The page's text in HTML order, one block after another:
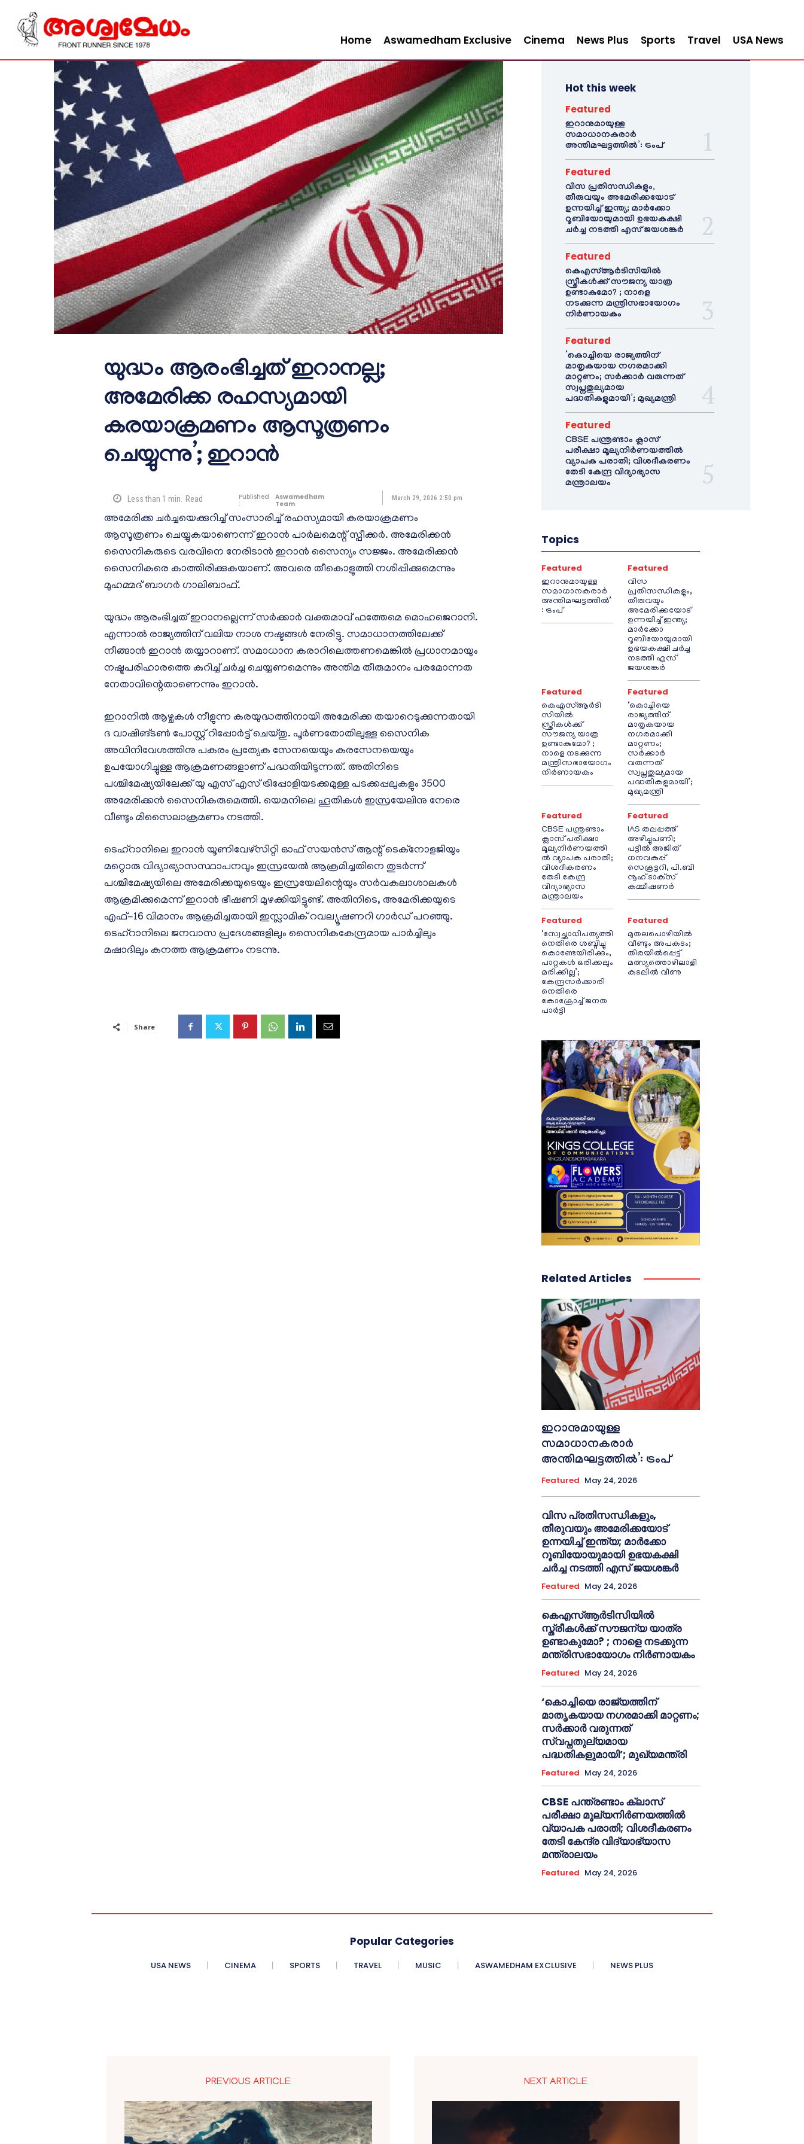
Home Aswamedham Exclusive Cinema News Plus Sports Travel USA News
യുദ്ധം ആരംഭിച്ചത് ഇറാനല്ല;
അമേരിക്ക രഹസ്യമായി
കരയാക്രമണം ആസൂത്രണം
ചെയ്യുന്നു’; ഇറാൻ
Less than 1 min. Read
Published
:
Aswamedham
Team
March 29, 2026 2:50 pm
അമേരിക്ക ചർച്ചയെക്കുറിച്ച് സംസാരിച്ച് രഹസ്യമായി കരയാക്രമണം
ആസൂത്രണം ചെയ്യുകയാണെന്ന് ഇറാൻ പാർലമെന്റ് സ്പീക്കർ. അമേരിക്കൻ
സൈനികരുടെ വരവിനെ നേരിടാൻ ഇറാൻ സൈന്യം സജ്ജം. അമേരിക്കൻ
സൈനികരെ കാത്തിരിക്കുകയാണ്. അവരെ തീകൊളുത്തി നശിപ്പിക്കുമെന്നും
മുഹമ്മദ് ബാഗർ ഗാലിബാഫ്.
യുദ്ധം ആരംഭിച്ചത് ഇറാനല്ലെന്ന് സർക്കാർ വക്തമാവ് ഫത്തേമെ മൊഹജെറാനി.
എന്നാൽ രാജ്യത്തിന് വലിയ നാശ നഷ്ടങ്ങൾ നേരിട്ടു. സമാധാനത്തിലേക്ക്
നീങ്ങാൻ ഇറാൻ തയ്യാറാണ്. സമാധാന കരാറിലെത്തണമെങ്കിൽ പ്രധാനമായും
നഷ്ടപരിഹാരത്തെ കുറിച്ച് ചർ‍ച്ച ചെയ്യണമെന്നും അന്തിമ തീരുമാനം പരമോന്നത
നേതാവിന്റെതാണെന്നും ഇറാൻ.
ഇറാനിൽ ആഴ്ചകൾ നീളുന്ന കരയുദ്ധത്തിനായി അമേരിക്ക തയാറെടുക്കുന്നതായി
ദ വാഷിങ്ടൺ പോസ്റ്റ് റിപ്പോർട്ട് ചെയ്തു. പൂർണതോതിലുള്ള സൈനിക
അധിനിവേശത്തിനു പകരം പ്രത്യേക സേനയെയും കരസേനയെയും
ഉപയോഗിച്ചുള്ള ആക്രമണങ്ങളാണ് പദ്ധതിയിടുന്നത്. അതിനിടെ
പശ്ചിമേഷ്യയിലേക്ക് യു എസ് എസ് ട്രിപ്പോളിയടക്കമുള്ള പടക്കപ്പലുകളും 3500
അമേരിക്കൻ സൈനികരുമെത്തി. യെമനിലെ ഹൂതികൾ ഇസ്രയേലിനു നേരെ
വീണ്ടും മിസൈലാക്രമണം നടത്തി.
ടെഹ്‌റാനിലെ ഇറാൻ യൂണിവേഴ്‌സിറ്റി ഓഫ് സയൻസ് ആന്റ് ടെക്‌നോളജിയും
മറ്റൊരു വിദ്യാഭ്യാസസ്ഥാപനവും ഇസ്രയേൽ ആക്രമിച്ചതിനെ തുടർന്ന്
പശ്ചിമേഷ്യയിലെ അമേരിക്കയുടെയും ഇസ്രയേലിന്റെയും സർവകലാശാലകൾ
ആക്രമിക്കുമെന്ന് ഇറാൻ ഭീഷണി മുഴക്കിയിട്ടുണ്ട്. അതിനിടെ, അമേരിക്കയുടെ
എഫ്-16 വിമാനം ആക്രമിച്ചതായി ഇസ്ലാമിക് റവല്യൂഷണറി ഗാർഡ് പറഞ്ഞു.
ടെഹ്‌റാനിലെ ജനവാസ പ്രദേശങ്ങളിലും സൈനികകേന്ദ്രമായ പാർച്ചിലും
മഷാദിലും കനത്ത ആക്രമണം നടന്നു.
Share
Hot this week
Featured
ഇറാനുമായുള്ള
സമാധാനകരാർ
അന്തിമഘട്ടത്തിൽ‌’: ട്രംപ്
Featured
വിസ പ്രതിസന്ധികളും,
തീരുവയും അമേരിക്കയോട്
ഉന്നയിച്ച് ഇന്ത്യ; മാർക്കോ
റൂബിയോയുമായി ഉഭയകക്ഷി
ചർച്ച നടത്തി എസ് ജയശങ്കർ
Featured
കെഎസ്ആർടിസിയിൽ
സ്ത്രീകൾക്ക് സൗജന്യ യാത്ര
ഉണ്ടാകുമോ? ; നാളെ
നടക്കുന്ന മന്ത്രിസഭായോഗം
നിർണായകം
Featured
‘കൊച്ചിയെ രാജ്യത്തിന്
മാതൃകയായ നഗരമാക്കി
മാറ്റണം; സർക്കാർ വരുന്നത്
സ്വപ്നതുല്യമായ
പദ്ധതികളുമായി’; മുഖ്യമന്ത്രി
Featured
CBSE പന്ത്രണ്ടാം ക്ലാസ്
പരീക്ഷാ മൂല്യനിർണയത്തിൽ
വ്യാപക പരാതി; വിശദീകരണം
തേടി കേന്ദ്ര വിദ്യാഭ്യാസ
മന്ത്രാലയം
Topics
Featured
ഇറാനുമായുള്ള
സമാധാനകരാർ
അന്തിമഘട്ടത്തിൽ‌’
: ട്രംപ്
Featured
വിസ
പ്രതിസന്ധികളും,
തീരുവയും
അമേരിക്കയോട്
ഉന്നയിച്ച് ഇന്ത്യ;
മാർക്കോ
റൂബിയോയുമായി
ഉഭയകക്ഷി ചർച്ച
നടത്തി എസ്
ജയശങ്കർ
Featured
കെഎസ്ആർടി
സിയിൽ
സ്ത്രീകൾക്ക്
സൗജന്യ യാത്ര
ഉണ്ടാകുമോ? ;
നാളെ നടക്കുന്ന
മന്ത്രിസഭായോഗം
നിർണായകം
Featured
‘കൊച്ചിയെ
രാജ്യത്തിന്
മാതൃകയായ
നഗരമാക്കി
മാറ്റണം;
സർക്കാർ
വരുന്നത്
സ്വപ്നതുല്യമായ
പദ്ധതികളുമായി’;
മുഖ്യമന്ത്രി
Featured
CBSE പന്ത്രണ്ടാം
ക്ലാസ് പരീക്ഷാ
മൂല്യനിർണയത്തി
ൽ വ്യാപക പരാതി;
വിശദീകരണം
തേടി കേന്ദ്ര
വിദ്യാഭ്യാസ
മന്ത്രാലയം
Featured
IAS തലപ്പത്ത്
അഴിച്ചുപണി;
പട്ടീല്‍ അജിത്
ധനവകുപ്പ്
സെക്രട്ടറി, പി.ബി
നൂഹ് ടാക്‌സ്
കമ്മീഷണര്‍
Featured
‘സ്വേച്ഛാധിപത്യത്തി
നെതിരെ ശബ്ദിച്ചു
കൊണ്ടേയിരിക്കും,
പാറ്റകൾ ഒരിക്കലും
മരിക്കില്ല’;
കേന്ദ്രസർക്കാരി
നെതിരെ
കോക്രോച്ച് ജനത
പാർട്ടി
Featured
മുതലപൊഴിയിൽ
വീണ്ടും അപകടം;
തിരയിൽപ്പെട്ട്
മത്സ്യത്തൊഴിലാളി
കടലിൽ വീണു
Related Articles
ഇറാനുമായുള്ള
സമാധാനകരാർ
അന്തിമഘട്ടത്തിൽ‌’: ട്രംപ്
Featured May 24, 2026
വിസ പ്രതിസന്ധികളും,
തീരുവയും അമേരിക്കയോട്
ഉന്നയിച്ച് ഇന്ത്യ; മാർക്കോ
റൂബിയോയുമായി ഉഭയകക്ഷി
ചർച്ച നടത്തി എസ് ജയശങ്കർ
Featured May 24, 2026
കെഎസ്ആർടിസിയിൽ
സ്ത്രീകൾക്ക് സൗജന്യ യാത്ര
ഉണ്ടാകുമോ? ; നാളെ നടക്കുന്ന
മന്ത്രിസഭായോഗം നിർണായകം
Featured May 24, 2026
‘കൊച്ചിയെ രാജ്യത്തിന്
മാതൃകയായ നഗരമാക്കി മാറ്റണം;
സർക്കാർ വരുന്നത്
സ്വപ്നതുല്യമായ
പദ്ധതികളുമായി’; മുഖ്യമന്ത്രി
Featured May 24, 2026
CBSE പന്ത്രണ്ടാം ക്ലാസ്
പരീക്ഷാ മൂല്യനിർണയത്തിൽ
വ്യാപക പരാതി; വിശദീകരണം
തേടി കേന്ദ്ര വിദ്യാഭ്യാസ
മന്ത്രാലയം
Featured May 24, 2026
Popular Categories
USA NEWS CINEMA SPORTS TRAVEL MUSIC ASWAMEDHAM EXCLUSIVE NEWS PLUS
PREVIOUS ARTICLE NEXT ARTICLE